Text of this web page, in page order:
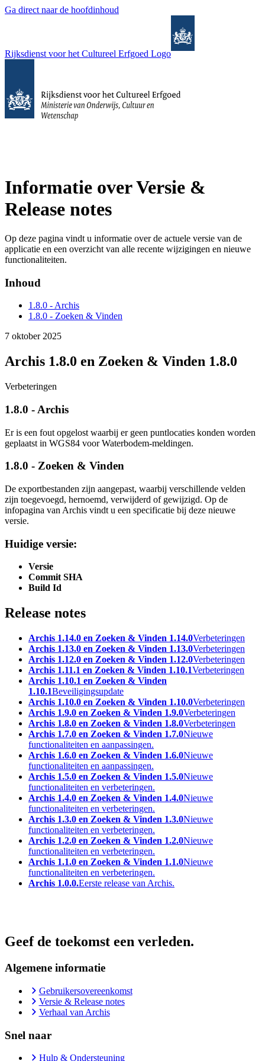
Ga direct naar de hoofdinhoud
Rijksdienst voor het Cultureel Erfgoed Logo
Informatie over Versie &
Release notes
Op deze pagina vindt u informatie over de actuele versie van de
applicatie en een overzicht van alle recente wijzigingen en nieuwe
functionaliteiten.
Inhoud
1.8.0 - Archis
1.8.0 - Zoeken & Vinden
7 oktober 2025
Archis 1.8.0 en Zoeken & Vinden 1.8.0
Verbeteringen
1.8.0 - Archis
Er is een fout opgelost waarbij er geen puntlocaties konden worden
geplaatst in WGS84 voor Waterbodem-meldingen.
1.8.0 - Zoeken & Vinden
De exportbestanden zijn aangepast, waarbij verschillende velden
zijn toegevoegd, hernoemd, verwijderd of gewijzigd. Op de
infopagina van Archis vindt u een specificatie bij deze nieuwe
versie.
Huidige versie:
Versie
Commit SHA
Build Id
Release notes
Archis 1.14.0 en Zoeken & Vinden 1.14.0Verbeteringen
Archis 1.13.0 en Zoeken & Vinden 1.13.0Verbeteringen
Archis 1.12.0 en Zoeken & Vinden 1.12.0Verbeteringen
Archis 1.11.1 en Zoeken & Vinden 1.10.1Verbeteringen
Archis 1.10.1 en Zoeken & Vinden
1.10.1Beveiligingsupdate
Archis 1.10.0 en Zoeken & Vinden 1.10.0Verbeteringen
Archis 1.9.0 en Zoeken & Vinden 1.9.0Verbeteringen
Archis 1.8.0 en Zoeken & Vinden 1.8.0Verbeteringen
Archis 1.7.0 en Zoeken & Vinden 1.7.0Nieuwe
functionaliteiten en aanpassingen.
Archis 1.6.0 en Zoeken & Vinden 1.6.0Nieuwe
functionaliteiten en aanpassingen.
Archis 1.5.0 en Zoeken & Vinden 1.5.0Nieuwe
functionaliteiten en verbeteringen.
Archis 1.4.0 en Zoeken & Vinden 1.4.0Nieuwe
functionaliteiten en verbeteringen.
Archis 1.3.0 en Zoeken & Vinden 1.3.0Nieuwe
functionaliteiten en verbeteringen.
Archis 1.2.0 en Zoeken & Vinden 1.2.0Nieuwe
functionaliteiten en verbeteringen.
Archis 1.1.0 en Zoeken & Vinden 1.1.0Nieuwe
functionaliteiten en verbeteringen.
Archis 1.0.0.Eerste release van Archis.
Geef de toekomst een verleden.
Algemene informatie
Gebruikersovereenkomst
Versie & Release notes
Verhaal van Archis
Snel naar
Hulp & Ondersteuning